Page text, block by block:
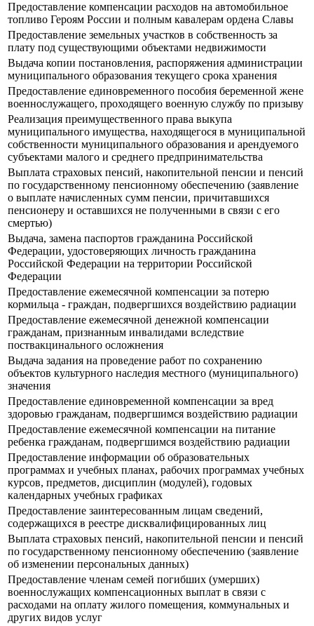
Предоставление компенсации расходов на автомобильное
топливо Героям России и полным кавалерам ордена Славы
Предоставление земельных участков в собственность за
плату под существующими объектами недвижимости
Выдача копии постановления, распоряжения администрации
муниципального образования текущего срока хранения
Предоставление единовременного пособия беременной жене
военнослужащего, проходящего военную службу по призыву
Реализация преимущественного права выкупа
муниципального имущества, находящегося в муниципальной
собственности муниципального образования и арендуемого
субъектами малого и среднего предпринимательства
Выплата страховых пенсий, накопительной пенсии и пенсий
по государственному пенсионному обеспечению (заявление
о выплате начисленных сумм пенсии, причитавшихся
пенсионеру и оставшихся не полученными в связи с его
смертью)
Выдача, замена паспортов гражданина Российской
Федерации, удостоверяющих личность гражданина
Российской Федерации на территории Российской
Федерации
Предоставление ежемесячной компенсации за потерю
кормильца - граждан, подвергшихся воздействию радиации
Предоставление ежемесячной денежной компенсации
гражданам, признанным инвалидами вследствие
поствакцинального осложнения
Выдача задания на проведение работ по сохранению
объектов культурного наследия местного (муниципального)
значения
Предоставление единовременной компенсации за вред
здоровью гражданам, подвергшимся воздействию радиации
Предоставление ежемесячной компенсации на питание
ребенка гражданам, подвергшимся воздействию радиации
Предоставление информации об образовательных
программах и учебных планах, рабочих программах учебных
курсов, предметов, дисциплин (модулей), годовых
календарных учебных графиках
Предоставление заинтересованным лицам сведений,
содержащихся в реестре дисквалифицированных лиц
Выплата страховых пенсий, накопительной пенсии и пенсий
по государственному пенсионному обеспечению (заявление
об изменении персональных данных)
Предоставление членам семей погибших (умерших)
военнослужащих компенсационных выплат в связи с
расходами на оплату жилого помещения, коммунальных и
других видов услуг